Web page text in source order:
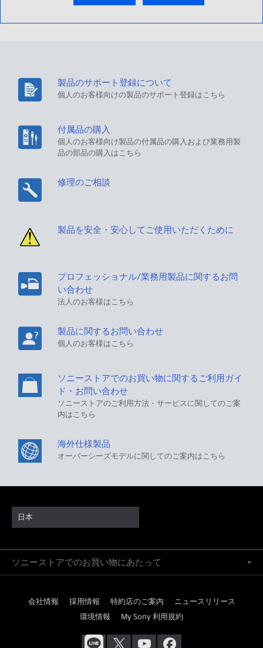
製品のサポート登録について
個人のお客様向けの製品のサポート登録はこちら
付属品の購入
個人のお客様向け製品の付属品の購入および業務用製
品の部品の購入はこちら
修理のご相談
製品を安全・安心してご使用いただくために
プロフェッショナル/業務用製品に関するお問
い合わせ
法人のお客様はこちら
製品に関するお問い合わせ
個人のお客様はこちら
ソニーストアでのお買い物に関するご利用ガイ
ド・お問い合わせ
ソニーストアのご利用方法・サービスに関してのご案
内はこちら
海外仕様製品
オーバーシーズモデルに関してのご案内はこちら
日本
ソニーストアでのお買い物にあたって
会社情報 採用情報 特約店のご案内
ニュースリリース
環境情報
My Sony 利用規約